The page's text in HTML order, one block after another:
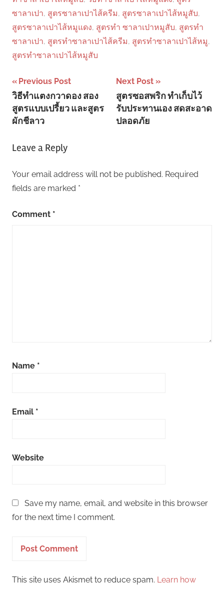
ซาลาเปา, สูตรซาลาเปาไส้ครีม, สูตรซาลาเปาไส้หมูสับ,
สูตรซาลาเปาไส้หมูแดง, สูตรทํา ซาลาเปาหมูสับ, สูตรทํา
ซาลาเปา, สูตรทําซาลาเปาไส้ครีม, สูตรทําซาลาเปาไส้หมู,
สูตรทําซาลาเปาไส้หมูสับ
Post
navigation
Previous Post
วิธีทำแตงกวาดอง สอง
สูตรแบบเปรี้ยว และสูตร
ผักชีลาว
Next Post
สูตรซอสพริก ทำเก็บไว้
รับประทานเอง สดสะอาด
ปลอดภัย
Leave a Reply
Your email address will not be published. Required
fields are marked *
Comment *
Name *
Email *
Website
Save my name, email, and website in this browser
for the next time I comment.
This site uses Akismet to reduce spam. Learn how